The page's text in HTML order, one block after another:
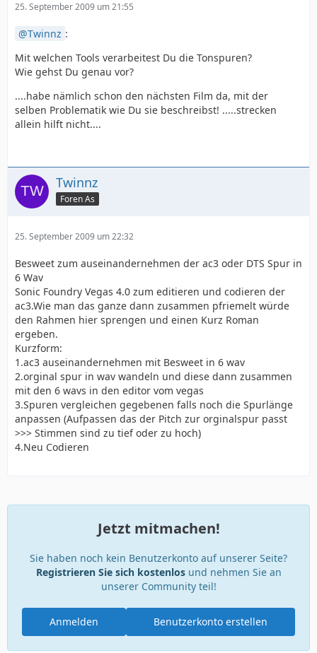
25. September 2009 um 21:55
Twinnz :
Mit welchen Tools verarbeitest Du die Tonspuren?
Wie gehst Du genau vor?
....habe nämlich schon den nächsten Film da, mit der
selben Problematik wie Du sie beschreibst! .....strecken
allein hilft nicht....
Twinnz
Foren As
25. September 2009 um 22:32
Besweet zum auseinandernehmen der ac3 oder DTS Spur in
6 Wav
Sonic Foundry Vegas 4.0 zum editieren und codieren der
ac3.Wie man das ganze dann zusammen pfriemelt würde
den Rahmen hier sprengen und einen Kurz Roman
ergeben.
Kurzform:
1.ac3 auseinandernehmen mit Besweet in 6 wav
2.orginal spur in wav wandeln und diese dann zusammen
mit den 6 wavs in den editor vom vegas
3.Spuren vergleichen gegebenen falls noch die Spurlänge
anpassen (Aufpassen das der Pitch zur orginalspur passt
>>> Stimmen sind zu tief oder zu hoch)
4.Neu Codieren
Jetzt mitmachen!
Sie haben noch kein Benutzerkonto auf unserer Seite?
Registrieren Sie sich kostenlosund nehmen Sie an
unserer Community teil!
Benutzerkonto erstellen
Anmelden